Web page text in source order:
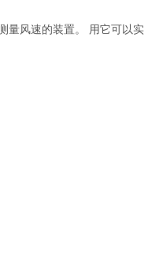
量风速的装置。 用它可以实